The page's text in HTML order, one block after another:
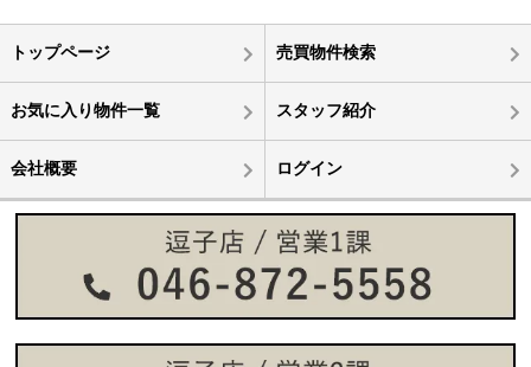
トップページ 売買物件検索
お気に入り物件一覧 スタッフ紹介
会社概要 ログイン